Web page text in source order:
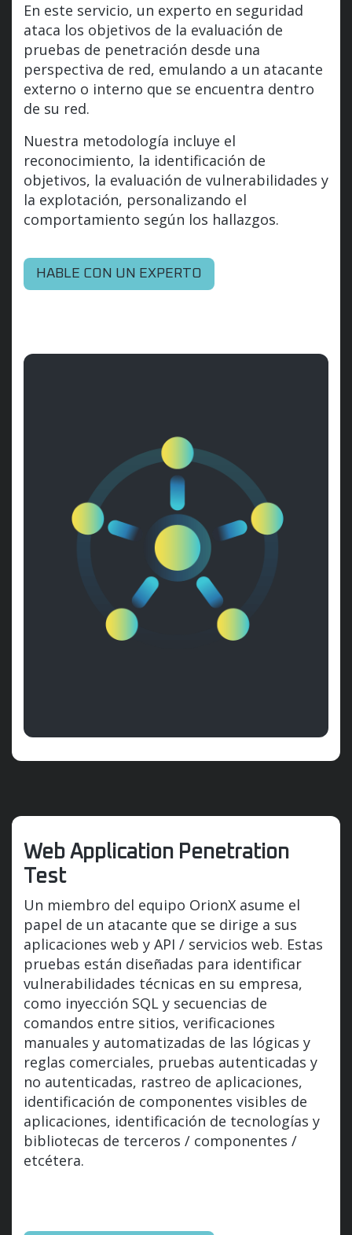
En este servicio, un experto en seguridad
ataca los objetivos de la evaluación de
pruebas de penetración desde una
perspectiva de red, emulando a un atacante
externo o interno que se encuentra dentro
de su red.
Nuestra metodología incluye el
reconocimiento, la identificación de
objetivos, la evaluación de vulnerabilidades y
la explotación, personalizando el
comportamiento según los hallazgos.
HABLE CON UN EXPERTO
Web Application Penetration
Test
Un miembro del equipo OrionX asume el
papel de un atacante que se dirige a sus
aplicaciones web y API / servicios web. Estas
pruebas están diseñadas para identificar
vulnerabilidades técnicas en su empresa,
como inyección SQL y secuencias de
comandos entre sitios, verificaciones
manuales y automatizadas de las lógicas y
reglas comerciales, pruebas autenticadas y
no autenticadas, rastreo de aplicaciones,
identificación de componentes visibles de
aplicaciones, identificación de tecnologías y
bibliotecas de terceros / componentes /
etcétera.